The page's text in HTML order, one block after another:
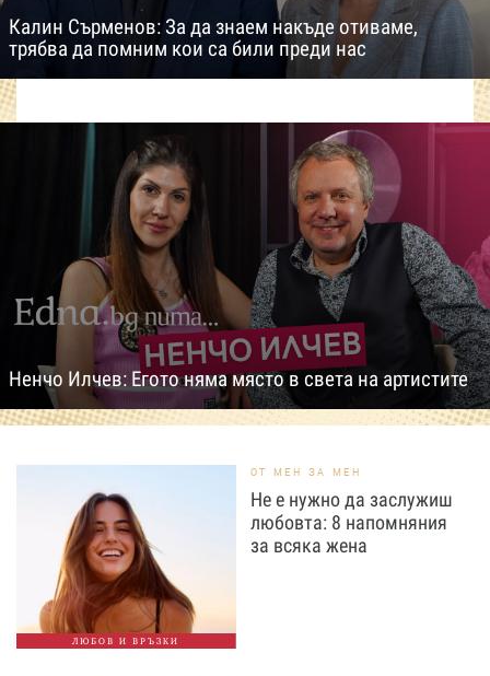
Калин Сърменов: За да знаем накъде отиваме,
трябва да помним кои са били преди нас
Ненчо Илчев: Егото няма място в света на артистите
ЛЮБОВ И ВРЪЗКИ
ОТ МЕН ЗА МЕН
Не е нужно да заслужиш
любовта: 8 напомняния
за всяка жена